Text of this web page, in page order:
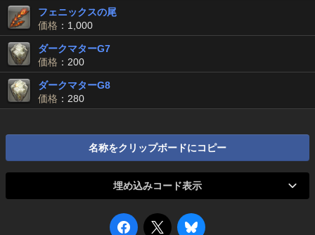
フェニックスの尾
価格 ：1,000
ダークマターG7
価格 ：200
ダークマターG8
価格 ：280
名称をクリップボードにコピー
埋め込みコード表示